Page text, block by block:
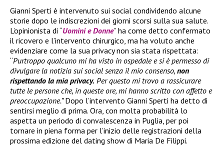
Gianni Sperti è intervenuto sui social condividendo alcune
storie dopo le indiscrezioni dei giorni scorsi sulla sua salute.
L’opinionista di “Uomini e Donne” ha come detto confermato
il ricovero e l’intervento chirurgico, ma ha voluto anche
evidenziare come la sua privacy non sia stata rispettata:
“Purtroppo qualcuno mi ha visto in ospedale e si è permesso di
divulgare la notizia sui social senza il mio consenso, non
rispettando la mia privacy. Per questo mi trovo a rassicurare
tutte le persone che, in queste ore, mi hanno scritto con affetto e
preoccupazione.”Dopo l’intervento Gianni Sperti ha detto di
sentirsi meglio di prima. Ora, con molta probabilità lo
aspetta un periodo di convalescenza in Puglia, per poi
tornare in piena forma per l’inizio delle registrazioni della
prossima edizione del dating show di Maria De Filippi.